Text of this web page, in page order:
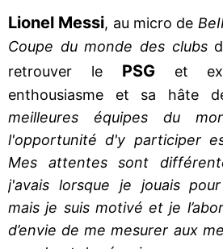
Lionel Messi, au micro de
Coupe du monde des clubs
retrouver le PSGet
enthousiasme et sa hâte
meilleures équipes du
l'opportunité d'y participer
Mes attentes sont
j'avais lorsque je jouais
mais je suis motivé et je
d’envie de me mesurer aux